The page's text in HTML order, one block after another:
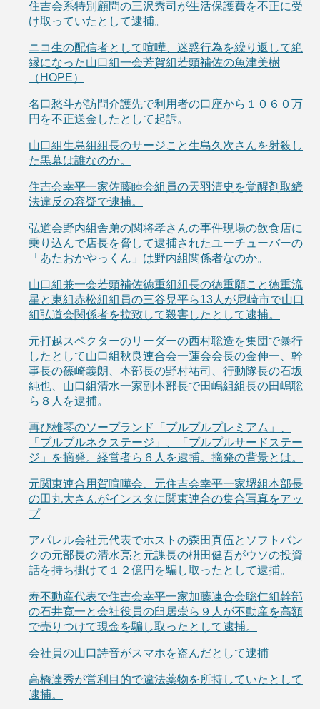
住吉会系特別顧問の三沢秀司が生活保護費を不正に受
け取っていたとして逮捕。
ニコ生の配信者として喧嘩、迷惑行為を繰り返して絶
縁になった山口組一会芳賀組若頭補佐の魚津美樹
（HOPE）
名口愁斗が訪問介護先で利用者の口座から１０６０万
円を不正送金したとして起訴。
山口組生島組組長のサージこと生島久次さんを射殺し
た黒幕は誰なのか。
住吉会幸平一家佐藤睦会組員の天羽清史を覚醒剤取締
法違反の容疑で逮捕。
弘道会野内組舎弟の関将孝さんの事件現場の飲食店に
乗り込んで店長を脅して逮捕されたユーチューバーの
「あたおかやっくん」は野内組関係者なのか。
山口組兼一会若頭補佐徳重組組長の徳重願こと徳重流
星と東組赤松組組員の三谷晃平ら13人が尼崎市で山口
組弘道会関係者を拉致して殺害したとして逮捕。
元打越スペクターのリーダーの西村聡造を集団で暴行
したとして山口組秋良連合会一蓮会会長の金伸一、幹
事長の篠崎義朗、本部長の野村祐司、行動隊長の石坂
純也、山口組清水一家副本部長で田嶋組組長の田嶋聡
ら８人を逮捕。
再び雄琴のソープランド「プルプルプレミアム」、
「プルプルネクステージ」、「プルプルサードステー
ジ」を摘発。経営者ら６人を逮捕。摘発の背景とは。
元関東連合用賀喧嘩会、元住吉会幸平一家堺組本部長
の田丸大さんがインスタに関東連合の集合写真をアッ
プ
アパレル会社元代表でホストの森田真伍とソフトバン
クの元部長の清水亮と元課長の枡田健吾がウソの投資
話を持ち掛けて１２億円を騙し取ったとして逮捕。
寿不動産代表で住吉会幸平一家加藤連合会聡仁組幹部
の石井寛一と会社役員の臼居崇ら９人が不動産を高額
で売りつけて現金を騙し取ったとして逮捕。
会社員の山口詩音がスマホを盗んだとして逮捕
高橋達秀が営利目的で違法薬物を所持していたとして
逮捕。